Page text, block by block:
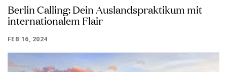
Berlin Calling: Dein Auslandspraktikum mit
internationalem Flair
FEB 16, 2024